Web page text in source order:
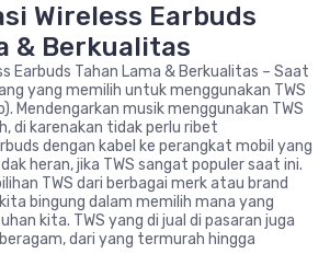
Wireless Earbuds
& Berkualitas
Earbuds Tahan Lama & Berkualitas – Saat
yang memilih untuk menggunakan TWS
Mendengarkan musik menggunakan TWS
di karenakan tidak perlu ribet
dengan kabel ke perangkat mobil yang
heran, jika TWS sangat populer saat ini.
TWS dari berbagai merk atau brand
bingung dalam memilih mana yang
kita. TWS yang di jual di pasaran juga
dari yang termurah hingga